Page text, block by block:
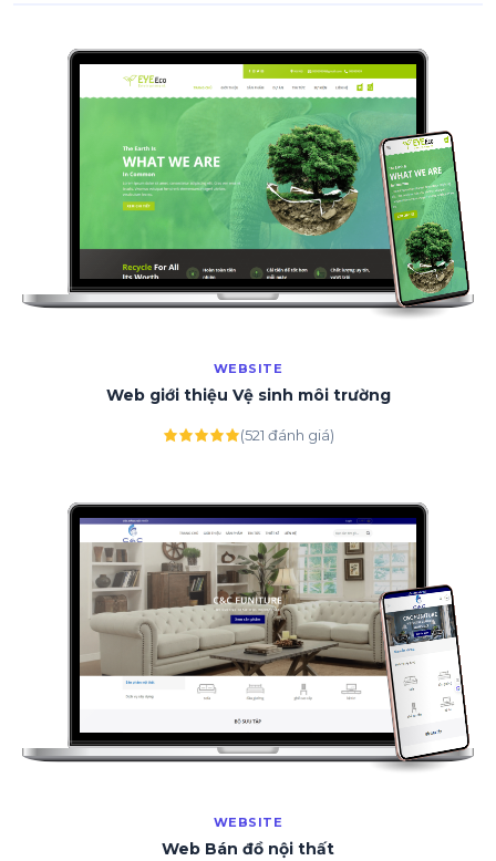
WEBSITE
Web giới thiệu Vệ sinh môi trường
(521 đánh giá)
WEBSITE
Web Bán đồ nội thất